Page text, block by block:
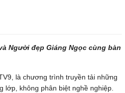
Người đẹp Giáng Ngọc cùng bàn
là chương trình truyền tải những
lớp, không phân biệt nghề nghiệp.